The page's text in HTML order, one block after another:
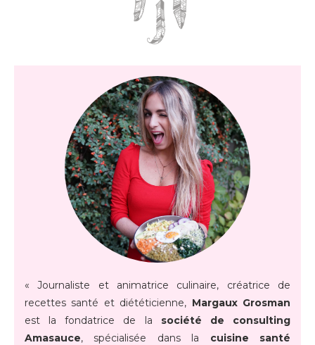
« Journaliste et animatrice culinaire, créatrice de
recettes santé et diététicienne, Margaux Grosman
est la fondatrice de la société de consulting
Amasauce, spécialisée dans la cuisine santé